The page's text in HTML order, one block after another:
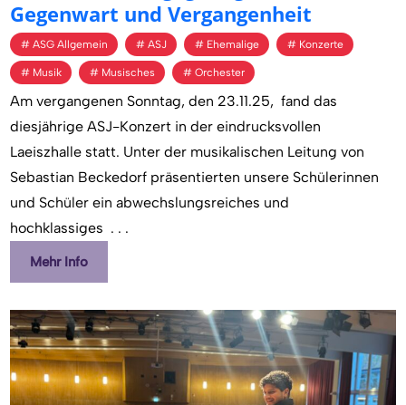
Ge­gen­wart und Ver­gan­gen­heit
ASG Allgemein ASJ Ehemalige Konzerte
Musik Musisches Orchester
Am vergangenen Sonntag, den 23.11.25, fand das
diesjährige ASJ-Konzert in der eindrucksvollen
Laeiszhalle statt. Unter der musikalischen Leitung von
Sebastian Beckedorf präsentierten unsere Schülerinnen
und Schüler ein abwechslungsreiches und
hochklassiges . . .
Mehr Info